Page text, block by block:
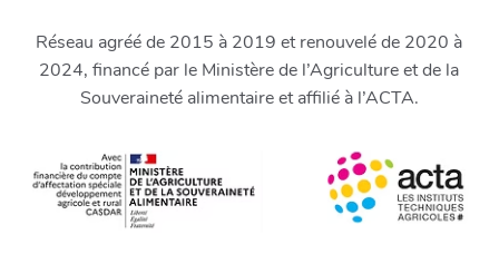
Réseau agréé de 2015 à 2019 et renouvelé de 2020 à
2024, financé par le Ministère de l’Agriculture et de la
Souveraineté alimentaire et affilié à l’ACTA.